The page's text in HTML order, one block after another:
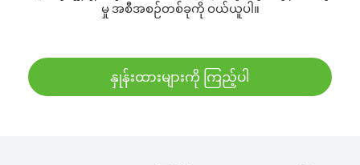
မှု အစီအစဉ်တစ်ခုကို ဝယ်ယူပါ။
နှုန်းထားများကို ကြည့်ပါ